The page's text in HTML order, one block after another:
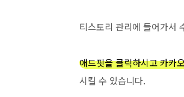
티스토리 관리에 들어가서
애드핏을 클릭하시고 카카
시킬 수 있습니다.